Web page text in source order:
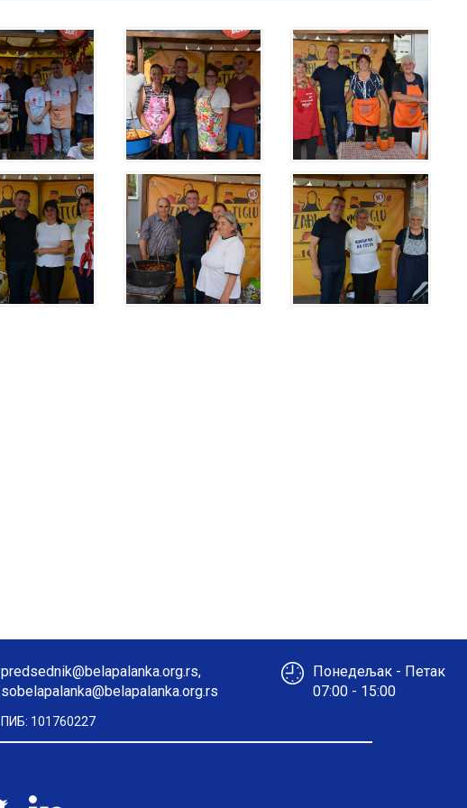
predsednik@belapalanka.org.rs,
sobelapalanka@belapalanka.org.rs
Понедељак - Петак
07:00 - 15:00
ПИБ: 101760227